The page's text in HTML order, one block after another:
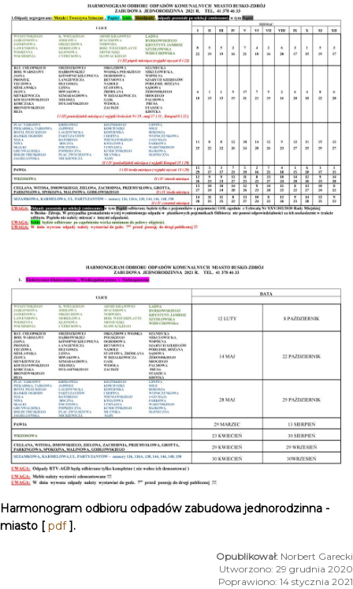
Harmonogram odbioru odpadów zabudowa jednorodzinna -
miasto [ pdf].
Norbert Garecki
Utworzono: 29 grudnia 2020
Poprawiono: 14 stycznia 2021